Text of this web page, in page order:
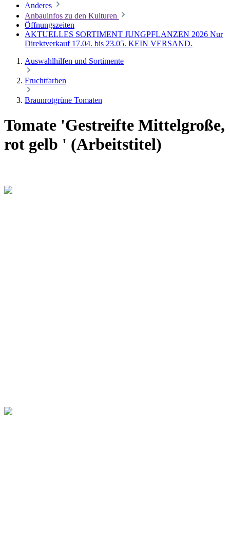
Anderes
Anbauinfos zu den Kulturen
Öffnungszeiten
AKTUELLES SORTIMENT JUNGPFLANZEN 2026 Nur
Direktverkauf 17.04. bis 23.05. KEIN VERSAND.
Auswahlhilfen und Sortimente
Fruchtfarben
Braunrotgrüne Tomaten
Tomate 'Gestreifte Mittelgroße,
rot gelb ' (Arbeitstitel)